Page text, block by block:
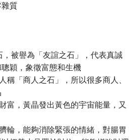
質
，被譽為「友誼之石」，代表真誠
穎，象徵富態和生機
稱「商人之石」，所以很多商人、
富，黃晶發出黃色的宇宙能量，又
輪，能夠消除緊張的情緒，對腸胃